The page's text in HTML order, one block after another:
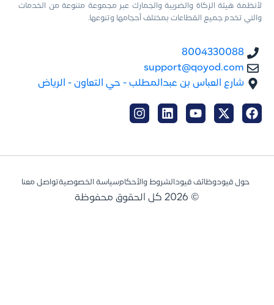
لأنظمة هيئة الزكاة والضريبة والجمارك عبر مجموعة متنوعة من الخدمات
والتي تخدم جميع القطاعات بمختلف أحجامها وتنوعها.
8004330088
support@qoyod.com
شارع العباس بن عبدالمطلب - حي التعاون - الرياض
حول قيودوظائف قيودالشروط والأحكامسياسة الخصوصيةتواصل معنا
© 2026 كل الحقوق محفوظة